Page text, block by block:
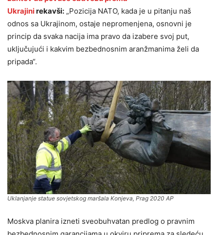
Ukrajinirekavši: „Pozicija NATO, kada je u pitanju naš
odnos sa Ukrajinom, ostaje nepromenjena, osnovni je
princip da svaka nacija ima pravo da izabere svoj put,
uključujući i kakvim bezbednosnim aranžmanima želi da
pripada“.
Uklanjanje statue sovjetskog maršala Konjeva, Prag 2020 AP
Moskva planira izneti sveobuhvatan predlog o pravnim